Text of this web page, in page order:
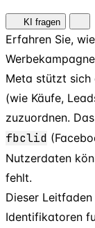
KI fragen
Erfahren Sie,
Meta stützt sich
(wie Käufe,
zuzuordnen.
fbclid
Nutzerdaten
fehlt.
Dieser
Identifikatoren